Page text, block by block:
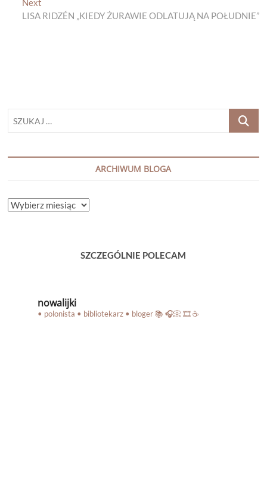
Next
post:
LISA RIDZÉN „KIEDY ŻURAWIE ODLATUJĄ NA POŁUDNIE”
SZUKAJ
ARCHIWUM BLOGA
ARCHIWUM
SZCZEGÓLNIE POLECAM
nowalijki
• polonista • bibliotekarz • bloger📚 🎧📀 🎞️ ☕️